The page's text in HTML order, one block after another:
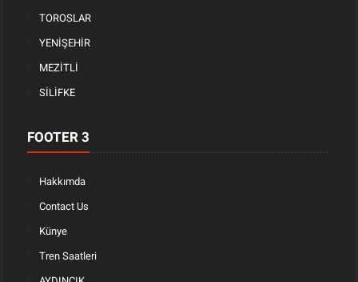
TOROSLAR
YENİŞEHİR
MEZİTLİ
SİLİFKE
FOOTER 3
Hakkımda
Contact Us
Künye
Tren Saatleri